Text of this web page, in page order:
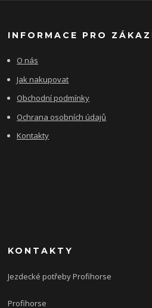
INFORMACE PRO
O nás
Jak nakupovat
Obchodní podmínky
Ochrana osobních údajů
Kontakty
KONTAKTY
Jezdecké potřeby Profihorse
Profihorse